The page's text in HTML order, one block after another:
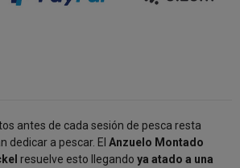
antes de cada sesión de pesca resta
dedicar a pescar. El Anzuelo Montado
resuelve esto llegando ya atado a una